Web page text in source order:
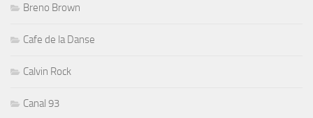
Breno Brown
Cafe de la Danse
Calvin Rock
Canal 93